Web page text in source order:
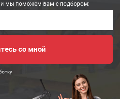
мы поможем вам с подбором: